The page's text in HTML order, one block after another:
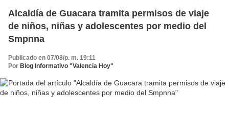
Alcaldía de Guacara tramita permisos de viaje
de niños, niñas y adolescentes por medio del
Smpnna
Publicado en 07/08/p. m. 19:11
Por Blog Informativo "Valencia Hoy"